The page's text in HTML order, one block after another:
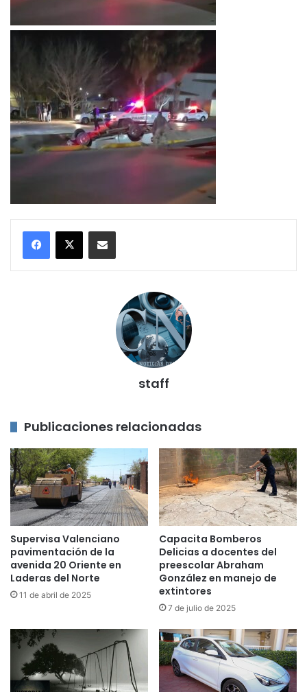
Compartir por correo electrónico
staff
Publicaciones relacionadas
Supervisa Valenciano
pavimentación de la
avenida 20 Oriente en
Laderas del Norte
11 de abril de 2025
Capacita Bomberos
Delicias a docentes del
preescolar Abraham
González en manejo de
extintores
7 de julio de 2025